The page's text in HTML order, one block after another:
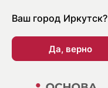
Ваш город Иркутск?
Да, верно